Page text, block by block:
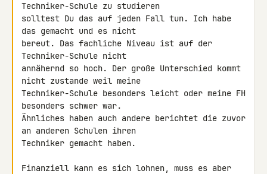
Techniker-Schule zu studieren
solltest Du das auf jeden Fall tun. Ich habe
das gemacht und es nicht
bereut. Das fachliche Niveau ist auf der
Techniker-Schule nicht
annähernd so hoch. Der große Unterschied kommt
nicht zustande weil meine
Techniker-Schule besonders leicht oder meine FH
besonders schwer war.
Ähnliches haben auch andere berichtet die zuvor
an anderen Schulen ihren
Techniker gemacht haben.
Finanziell kann es sich lohnen, muss es aber